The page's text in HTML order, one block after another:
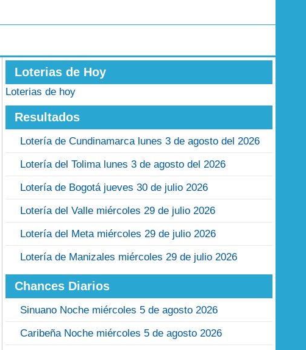
Loterias de Hoy
Loterias de hoy
Resultados
Lotería de Cundinamarca lunes 3 de agosto del 2026
Lotería del Tolima lunes 3 de agosto del 2026
Lotería de Bogotá jueves 30 de julio 2026
Lotería del Valle miércoles 29 de julio 2026
Lotería del Meta miércoles 29 de julio 2026
Lotería de Manizales miércoles 29 de julio 2026
Chances Diarios
Sinuano Noche miércoles 5 de agosto 2026
Caribeña Noche miércoles 5 de agosto 2026